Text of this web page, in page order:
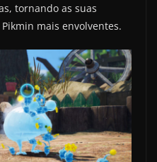
tornando as suas
mais envolventes.